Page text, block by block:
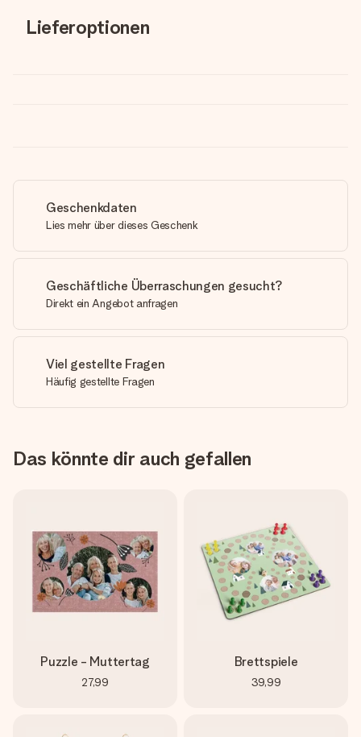
Lieferoptionen
Geschenkdaten
Lies mehr über dieses Geschenk
Geschäftliche Überraschungen gesucht?
Direkt ein Angebot anfragen
Viel gestellte Fragen
Häufig gestellte Fragen
Das könnte dir auch gefallen
Puzzle - Muttertag
27,99
Brettspiele
39,99